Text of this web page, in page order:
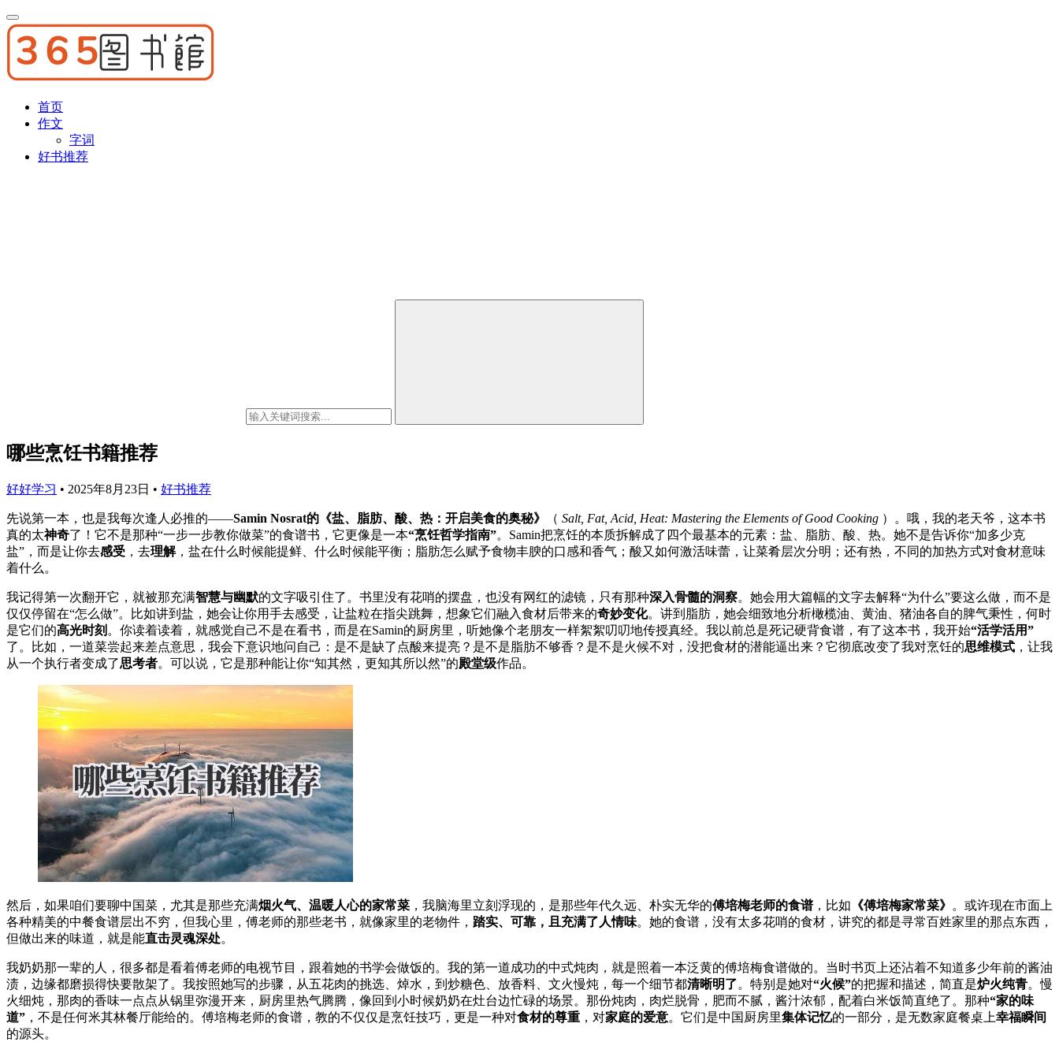
首页
作文
字词
好书推荐
哪些烹饪书籍推荐
好好学习 • 2025年8月23日 • 好书推荐
先说第一本，也是我每次逢人必推的——Samin Nosrat的《盐、脂肪、酸、热：开启美食的奥秘》 （ Salt, Fat, Acid, Heat: Mastering the Elements of Good Cooking ）。哦，我的老天爷，这本书
真的太神奇了！它不是那种“一步一步教你做菜”的食谱书，它更像是一本“烹饪哲学指南”。Samin把烹饪的本质拆解成了四个最基本的元素：盐、脂肪、酸、热。她不是告诉你“加多少克
盐”，而是让你去感受 ，去理解，盐在什么时候能提鲜、什么时候能平衡；脂肪怎么赋予食物丰腴的口感和香气；酸又如何激活味蕾，让菜肴层次分明；还有热，不同的加热方式对食材意味
着什么。
我记得第一次翻开它，就被那充满智慧与幽默的文字吸引住了。书里没有花哨的摆盘，也没有网红的滤镜，只有那种深入骨髓的洞察。她会用大篇幅的文字去解释“为什么”要这么做，而不是
仅仅停留在“怎么做”。比如讲到盐，她会让你用手去感受，让盐粒在指尖跳舞，想象它们融入食材后带来的奇妙变化。讲到脂肪，她会细致地分析橄榄油、黄油、猪油各自的脾气秉性，何时
是它们的高光时刻 。你读着读着，就感觉自己不是在看书，而是在Samin的厨房里，听她像个老朋友一样絮絮叨叨地传授真经。我以前总是死记硬背食谱，有了这本书，我开始“活学活用”
了。比如，一道菜尝起来差点意思，我会下意识地问自己：是不是缺了点酸来提亮？是不是脂肪不够香？是不是火候不对，没把食材的潜能逼出来？它彻底改变了我对烹饪的思维模式 ，让我
从一个执行者变成了思考者。可以说，它是那种能让你“知其然，更知其所以然”的殿堂级作品。
然后，如果咱们要聊中国菜，尤其是那些充满烟火气、温暖人心的家常菜 ，我脑海里立刻浮现的，是那些年代久远、朴实无华的傅培梅老师的食谱，比如 《傅培梅家常菜》 。或许现在市面上
各种精美的中餐食谱层出不穷，但我心里，傅老师的那些老书，就像家里的老物件， 踏实、可靠，且充满了人情味。她的食谱，没有太多花哨的食材，讲究的都是寻常百姓家里的那点东西，
但做出来的味道，就是能直击灵魂深处。
我奶奶那一辈的人，很多都是看着傅老师的电视节目，跟着她的书学会做饭的。我的第一道成功的中式炖肉，就是照着一本泛黄的傅培梅食谱做的。当时书页上还沾着不知道多少年前的酱油
渍，边缘都磨损得快要散架了。我按照她写的步骤，从五花肉的挑选、焯水，到炒糖色、放香料、文火慢炖，每一个细节都清晰明了。特别是她对“火候”的把握和描述，简直是炉火纯青。慢
火细炖，那肉的香味一点点从锅里弥漫开来，厨房里热气腾腾，像回到小时候奶奶在灶台边忙碌的场景。那份炖肉，肉烂脱骨，肥而不腻，酱汁浓郁，配着白米饭简直绝了。那种“家的味
道” ，不是任何米其林餐厅能给的。傅培梅老师的食谱，教的不仅仅是烹饪技巧，更是一种对食材的尊重 ，对家庭的爱意。它们是中国厨房里集体记忆的一部分，是无数家庭餐桌上幸福瞬间
的源头。